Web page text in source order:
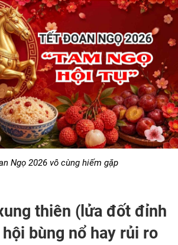
Ngọ 2026 vô cùng hiếm gặp
thiên (lửa đốt đỉnh
bùng nổ hay rủi ro